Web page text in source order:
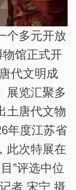
个多元开放
馆正式开
代文明成
展览汇聚多
土唐代文物
年度江苏省
此次特展在
”评选中位
者 宋宁 摄